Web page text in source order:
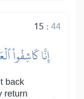
15 :44
إِنَّا كَاشِفُواْ
back
return